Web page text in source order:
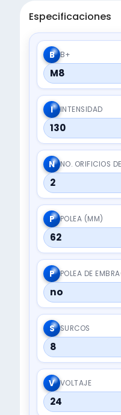
Especificaciones
B B+
M8
I INTENSIDAD
130
N NO. ORIFICIOS
2
P POLEA (MM)
62
P POLEA DE
no
S SURCOS
8
V VOLTAJE
24